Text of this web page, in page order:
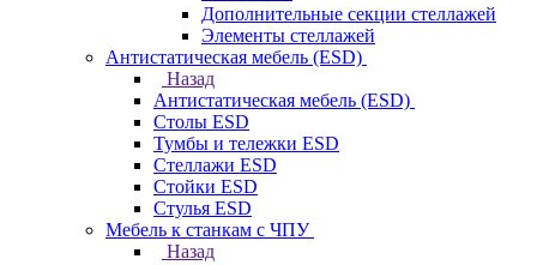
Дополнительные секции стеллажей
Элементы стеллажей
Антистатическая мебель (ESD)
Назад
Антистатическая мебель (ESD)
Столы ESD
Тумбы и тележки ESD
Стеллажи ESD
Стойки ESD
Стулья ESD
Мебель к станкам с ЧПУ
Назад